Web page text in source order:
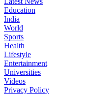
Education
India
World
Sports
Health
Lifestyle
Entertainment
Universities
Videos
Privacy Policy